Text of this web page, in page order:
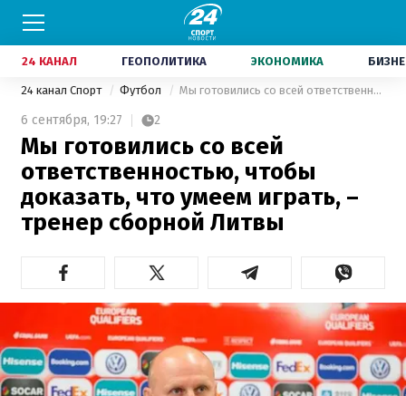
24 КАНАЛ ГЕОПОЛИТИКА ЭКОНОМИКА
24 канал Спорт Футбол Мы готовились со всей ответственностью, чтобы доказать, что умеем играть, – тренер сборной Литвы
6 сентября, 19:27 2
Мы готовились со всей
ответственностью, чтобы
доказать, что умеем играть, –
тренер сборной Литвы